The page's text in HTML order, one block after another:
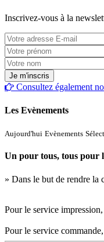
Inscrivez-vous à la
Consultez également
Les Evènements
Aujourd'hui Evènements
Un pour tous, tous pour
» Dans le but de rendre la
Pour le service
Pour le service